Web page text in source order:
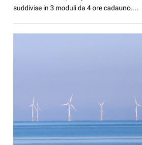
suddivise in 3 moduli da 4 ore cadauno....